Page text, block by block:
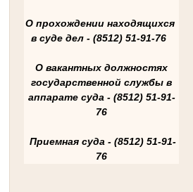
О прохождении находящихся
в суде дел - (8512) 51-91-76
О вакантных должностях
государственной службы в
аппарате суда - (8512) 51-91-
76
Приемная суда - (8512) 51-91-
76